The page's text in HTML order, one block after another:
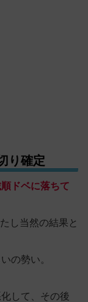
り確定
ドベに落ちて
し当然の結果と
の勢い。
して、その後